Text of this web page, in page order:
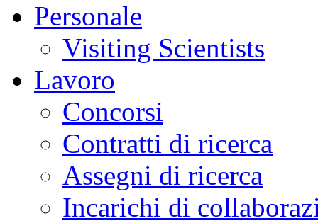
Personale
Visiting Scientists
Lavoro
Concorsi
Contratti di ricerca
Assegni di ricerca
Incarichi di